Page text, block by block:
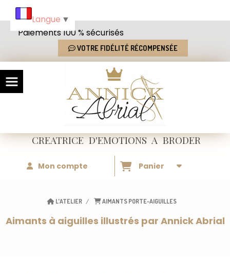
Paiements 100 % sécurisés
VOTRE FIDÉLITÉ RÉCOMPENSÉE
CREATRICED'EMOTIONSA BRODER
Mon compte Panier
L'ATELIER AIMANTS PORTE-AIGUILLES
Aimants à aiguilles illustrés par Annick Abrial
Langue ▼